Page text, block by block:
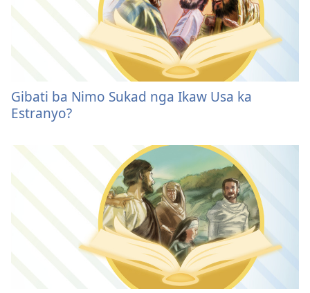
Gibati ba Nimo Sukad nga Ikaw Usa ka
Estranyo?